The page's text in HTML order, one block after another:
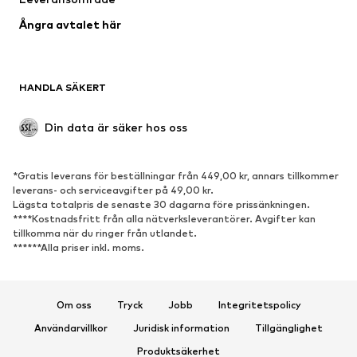
Ångra avtalet här
HANDLA SÄKERT
Din data är säker hos oss
*Gratis leverans för beställningar från 449,00 kr, annars tillkommer
leverans- och serviceavgifter på 49,00 kr.
Lägsta totalpris de senaste 30 dagarna före prissänkningen.
****Kostnadsfritt från alla nätverksleverantörer. Avgifter kan
tillkomma när du ringer från utlandet.
******Alla priser inkl. moms.
Om oss Tryck Jobb
Integritetspolicy
Användarvillkor
Juridisk information
Tillgänglighet
Produktsäkerhet